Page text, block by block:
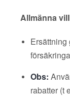
Allmänna
Ersättning
Obs:
rabatter (t